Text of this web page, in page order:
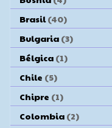
Brasil (40)
Bulgaria (3)
Bélgica (1)
Chile (5)
Chipre (1)
Colombia (2)